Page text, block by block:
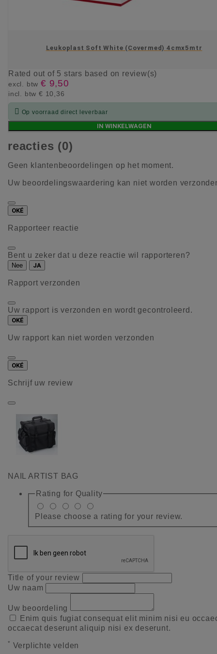
Leukoplast Soft White (Covermed) 4cmx5mtr
Rated out of 5 stars based on review(s)
excl. btw € 9,50
incl. btw € 10,36
 Op voorraad direct leverbaar
IN WINKELWAGEN
reacties (0)
Geen klantenbeoordelingen op het moment.
Uw beoordelingswaardering kan niet worden
OKÉ
Rapporteer reactie
Bent u zeker dat u deze reactie wil rapporteren?
Nee JA
Rapport verzonden
Uw rapport is verzonden en wordt gecontroleerd.
OKÉ
Uw rapport kan niet worden verzonden
OKÉ
Schrijf uw review
NAIL ARTIST BAG
Rating for Quality
Please choose a rating for your review.
Title of your review
Uw naam
Uw beoordeling
Enim quis fugiat consequat elit minim nisi eu
occaecat deserunt aliquip nisi ex deserunt.
* Verplichte velden